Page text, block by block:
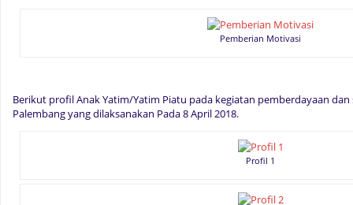
Pemberian Motivasi
Berikut profil Anak Yatim/Yatim Piatu pada kegiatan pemberdayaan
Palembang yang dilaksanakan Pada 8 April 2018.
Profil 1